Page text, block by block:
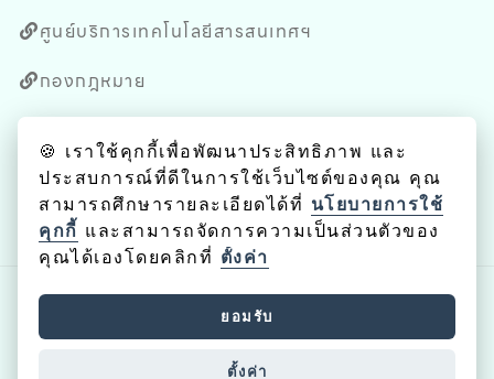
ศูนย์บริการเทคโนโลยีสารสนเทศฯ
กองกฎหมาย
หน่วยตรวจสอบภายใน
ลิขสิทธิ์ © 2023 คณะศิลปศาสตร์ มหาวิทยาลัยพะเยา .
🍪 เราใช้คุกกี้เพื่อพัฒนาประสิทธิภาพ และ
ประสบการณ์ที่ดีในการใช้เว็บไซต์ของคุณ คุณ
สามารถศึกษารายละเอียดได้ที่ นโยบายการใช้
คุกกี้ และสามารถจัดการความเป็นส่วนตัวของ
คุณได้เองโดยคลิกที่ ตั้งค่า
ยอมรับ
ตั้งค่า